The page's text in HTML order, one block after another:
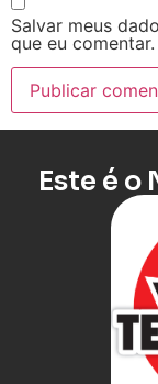
Salvar meus
que eu comentar.
Este é o